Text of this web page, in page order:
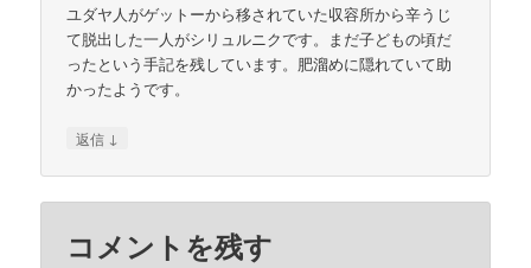
ユダヤ人がゲットーから移されていた収容所から辛うじ
て脱出した一人がシリュルニクです。まだ子どもの頃だ
ったという手記を残しています。肥溜めに隠れていて助
かったようです。
返信 ↓
コメントを残す